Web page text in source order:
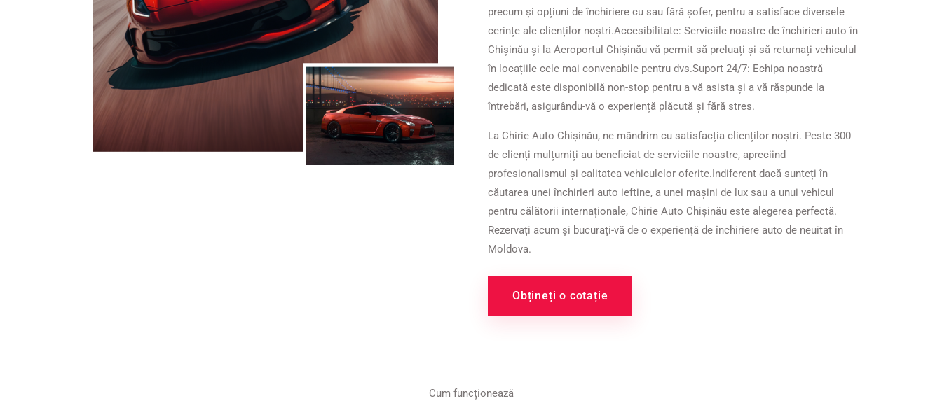
precum și opțiuni de închiriere cu sau fără șofer, pentru a satisface diversele
cerințe ale clienților noștri.​ Accesibilitate: Serviciile noastre de închirieri auto în
Chișinău și la Aeroportul Chișinău vă permit să preluați și să returnați vehiculul
în locațiile cele mai convenabile pentru dvs.​ Suport 24/7: Echipa noastră
dedicată este disponibilă non-stop pentru a vă asista și a vă răspunde la
întrebări, asigurându-vă o experiență plăcută și fără stres.
La Chirie Auto Chișinău, ne mândrim cu satisfacția clienților noștri. Peste 300
de clienți mulțumiți au beneficiat de serviciile noastre, apreciind
profesionalismul și calitatea vehiculelor oferite.​ Indiferent dacă sunteți în
căutarea unei închirieri auto ieftine, a unei mașini de lux sau a unui vehicul
pentru călătorii internaționale, Chirie Auto Chișinău este alegerea perfectă.
Rezervați acum și bucurați-vă de o experiență de închiriere auto de neuitat în
Moldova.
Obțineți o cotație
Cum funcționează